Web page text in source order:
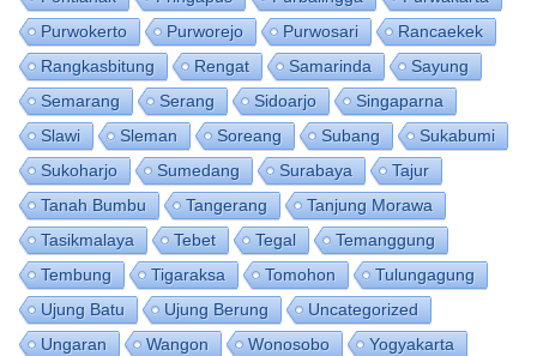
Purwokerto
Purworejo Purwosari
Rancaekek
Rangkasbitung
Rengat Samarinda
Sayung
Semarang
Serang Sidoarjo
Singaparna
Slawi
Sleman Soreang Subang
Sukabumi
Sukoharjo
Sumedang Surabaya
Tajur
Tanah Bumbu
Tangerang
Tanjung Morawa
Tasikmalaya
Tebet Tegal
Temanggung
Tembung
Tigaraksa Tomohon
Tulungagung
Ujung Batu
Ujung Berung
Uncategorized
Ungaran
Wangon Wonosobo Yogyakarta